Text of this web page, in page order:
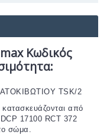
Κωδικός
ΤSΚ/2
από
17100 RCT 372
σώμα.